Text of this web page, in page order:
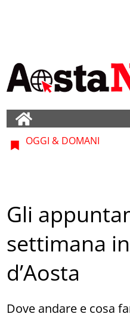
OGGI & DOMANI
Gli
settimana
d’Aosta
Dove andare e cosa